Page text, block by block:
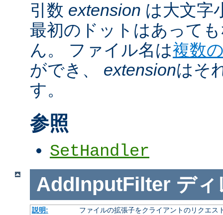
引数 extension は大文字
最初のドットはあって
ん。 ファイル名は複数
ができ、 extensionはそ
す。
参照
SetHandler
AddInputFilter ディ
説明:
ファイルの拡張子をクライアントのリクエス